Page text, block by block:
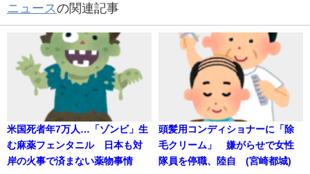
ニュースの関連記事
米国死者年7万人…「ゾンビ」生
む麻薬フェンタニル 日本も対
岸の火事で済まない薬物事情
頭髪用コンディショナーに「除
毛クリーム」 嫌がらせで女性
隊員を停職、陸自 (宮崎都城)